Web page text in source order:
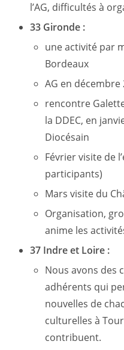
l’AG, difficultés à
33 Gironde :
une activité par
Bordeaux
AG en
rencontre
la DDEC, en
Diocésain
Février visite de
participants)
Mars visite du
Organisation,
anime les
37 Indre et Loire :
Nous avons des
adhérents qui
nouvelles de
culturelles à
contribuent.